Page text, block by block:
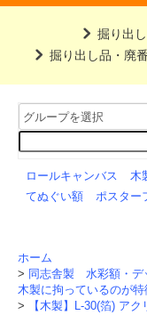
掘り出
掘り出し品・廃
ロールキャンバス 木
てぬぐい額
ポスター
ホーム
> 同志舎製 水彩額・デ
木製に拘っているのが特
>
【木製】L-30(箔) アク